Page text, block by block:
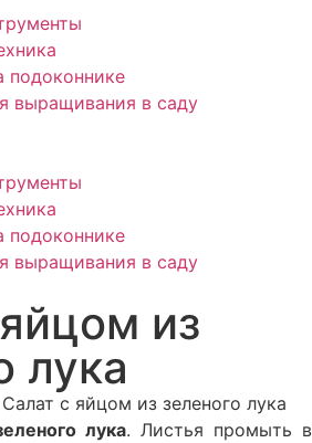
подоконнике
выращивания в саду
подоконнике
выращивания в саду
из
лука
Салат с яйцом из зеленого лука
лука. Листья промыть в